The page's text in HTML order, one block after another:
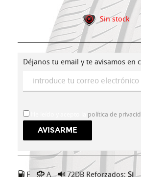
Sin stock
Déjanos tu email y te avisamos en
política de
F A 72DB Reforzados: Si